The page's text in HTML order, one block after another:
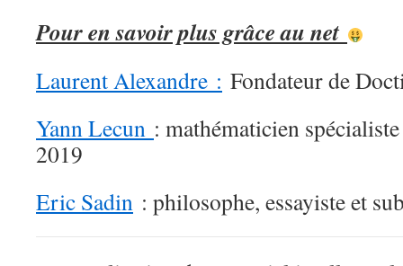
Pour en savoir plus grâce au net
Laurent Alexandre : Fondateur de
Yann Lecun : mathématicien
2019
Eric Sadin : philosophe, essayiste et